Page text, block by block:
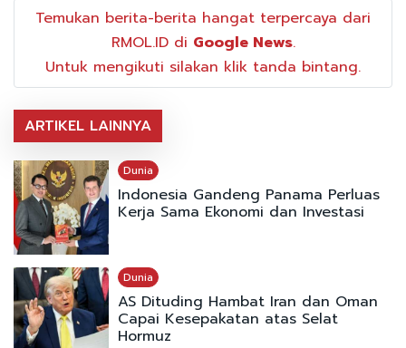
Temukan berita-berita hangat terpercaya dari
RMOL.ID di Google News.
Untuk mengikuti silakan klik tanda bintang.
ARTIKEL LAINNYA
Dunia
Indonesia Gandeng Panama Perluas
Kerja Sama Ekonomi dan Investasi
Dunia
AS Dituding Hambat Iran dan Oman
Capai Kesepakatan atas Selat
Hormuz